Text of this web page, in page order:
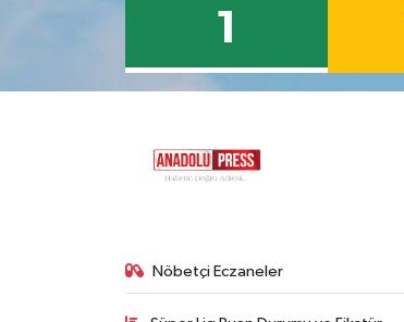
1
Nöbetçi Eczaneler